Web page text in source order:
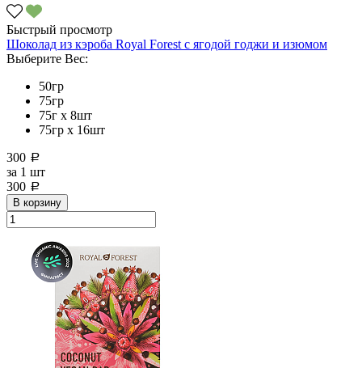
Быстрый просмотр
Шоколад из кэроба Royal Forest с ягодой годжи и изюмом
Выберите Вес:
50гр
75гр
75г x 8шт
75гр х 16шт
300 a
за 1 шт
300 a
В корзину